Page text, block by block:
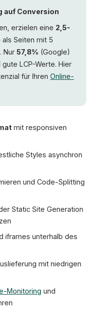
auf Conversion
erzielen eine 2,5-
als Seiten mit 5
Nur 57,8% (Google)
LCP-Werte. Hier
für Ihren Online-
mit responsiven
Styles asynchron
und Code-Splitting
Static Site Generation
iframes unterhalb des
mit niedrigen
Monitoring und